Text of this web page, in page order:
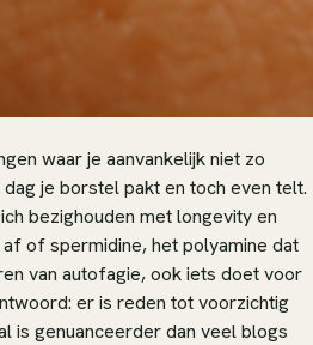
waar je aanvankelijk niet zo
je borstel pakt en toch even telt.
bezighouden met longevity en
of spermidine, het polyamine dat
van autofagie, ook iets doet voor
er is reden tot voorzichtig
is genuanceerder dan veel blogs